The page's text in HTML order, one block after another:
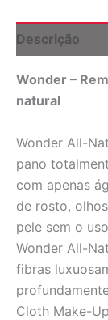
Descrição
Wonder –
natural
Wonder All-
pano
com apenas
de rosto,
pele sem o
Wonder All-
fibras
Cloth Make-